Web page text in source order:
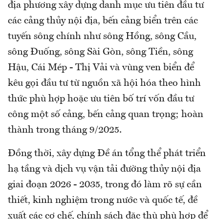
địa phương xây dựng danh mục ưu tiên đầu tư
các cảng thủy nội địa, bến cảng biển trên các
tuyến sông chính như sông Hồng, sông Cầu,
sông Đuống, sông Sài Gòn, sông Tiền, sông
Hậu, Cái Mép - Thị Vải và vùng ven biển để
kêu gọi đầu tư từ nguồn xã hội hóa theo hình
thức phù hợp hoặc ưu tiên bố trí vốn đầu tư
công một số cảng, bến cảng quan trọng; hoàn
thành trong tháng 9/2025.
Đồng thời, xây dựng Đề án tổng thể phát triển
hạ tầng và dịch vụ vận tải đường thủy nội địa
giai đoạn 2026 - 2035, trong đó làm rõ sự cần
thiết, kinh nghiệm trong nước và quốc tế, đề
xuất các cơ chế, chính sách đặc thù phù hợp để